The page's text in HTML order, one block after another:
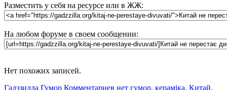
Разместить у себя на ресурсе или в ЖЖ:
На любом форуме в своем сообщении:
Нет похожих записей.
Гадззилла Гумор Комментариев нет гумор, кераміка, Китай,